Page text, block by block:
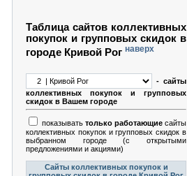
Таблица сайтов коллективных
покупок и групповых скидок в
городе Кривой Рог наверх
- сайты
коллективных покупок и групповых
скидок в Вашем городе
показывать только работающие сайты
коллективных покупок и групповых скидок в
выбранном городе (с открытыми
предложениями и акциями)
Сайты коллективных покупок и